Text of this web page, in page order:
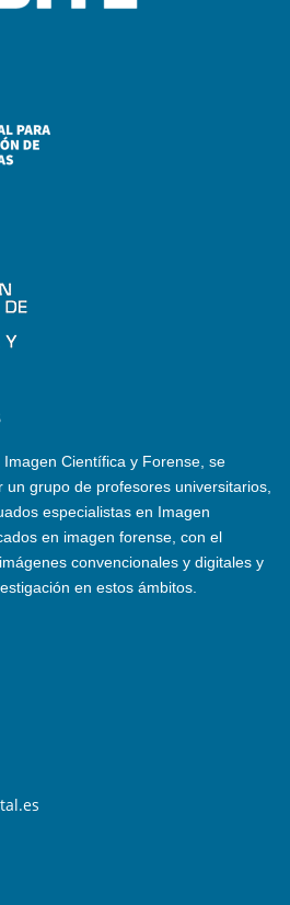
Científica y Forense, se
grupo de profesores universitarios,
especialistas en Imagen
en imagen forense, con el
convencionales y digitales y
en estos ámbitos.